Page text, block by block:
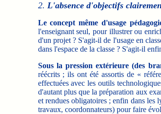
2. L'absence d'objectifs
Le concept même d'usage
l'enseignant seul, pour illustrer ou
d'un projet ? S'agit-il de l'usage en
dans l'espace de la classe ? S'agit-il
Sous la pression extérieure (des
réécrits ; ils ont été assortis de «
effectuées avec les outils
d'autant plus que la préparation aux
et rendues obligatoires ; enfin dans les
travaux, coordonnateurs) pour faire